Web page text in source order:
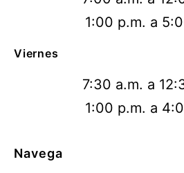
1:00 p.m. a
Viernes
7:30 a.m. a
1:00 p.m. a
Navega